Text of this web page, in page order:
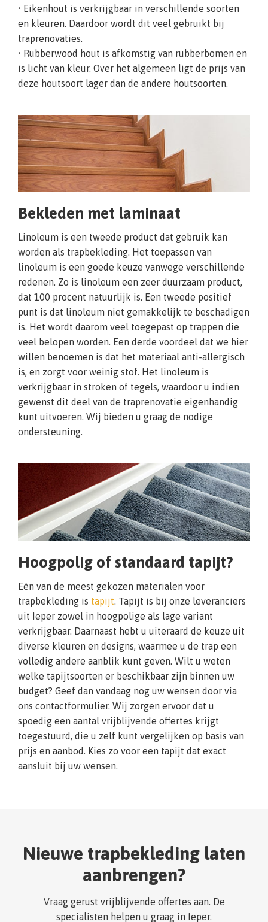
• Eikenhout is verkrijgbaar in verschillende soorten
en kleuren. Daardoor wordt dit veel gebruikt bij
traprenovaties.
• Rubberwood hout is afkomstig van rubberbomen en
is licht van kleur. Over het algemeen ligt de prijs van
deze houtsoort lager dan de andere houtsoorten.
Bekleden met laminaat
Linoleum is een tweede product dat gebruik kan
worden als trapbekleding. Het toepassen van
linoleum is een goede keuze vanwege verschillende
redenen. Zo is linoleum een zeer duurzaam product,
dat 100 procent natuurlijk is. Een tweede positief
punt is dat linoleum niet gemakkelijk te beschadigen
is. Het wordt daarom veel toegepast op trappen die
veel belopen worden. Een derde voordeel dat we hier
willen benoemen is dat het materiaal anti-allergisch
is, en zorgt voor weinig stof. Het linoleum is
verkrijgbaar in stroken of tegels, waardoor u indien
gewenst dit deel van de traprenovatie eigenhandig
kunt uitvoeren. Wij bieden u graag de nodige
ondersteuning.
Hoogpolig of standaard tapijt?
Eén van de meest gekozen materialen voor
trapbekleding is tapijt. Tapijt is bij onze leveranciers
uit Ieper zowel in hoogpolige als lage variant
verkrijgbaar. Daarnaast hebt u uiteraard de keuze uit
diverse kleuren en designs, waarmee u de trap een
volledig andere aanblik kunt geven. Wilt u weten
welke tapijtsoorten er beschikbaar zijn binnen uw
budget? Geef dan vandaag nog uw wensen door via
ons contactformulier. Wij zorgen ervoor dat u
spoedig een aantal vrijblijvende offertes krijgt
toegestuurd, die u zelf kunt vergelijken op basis van
prijs en aanbod. Kies zo voor een tapijt dat exact
aansluit bij uw wensen.
Nieuwe trapbekleding laten
aanbrengen?
Vraag gerust vrijblijvende offertes aan. De
specialisten helpen u graag in Ieper.